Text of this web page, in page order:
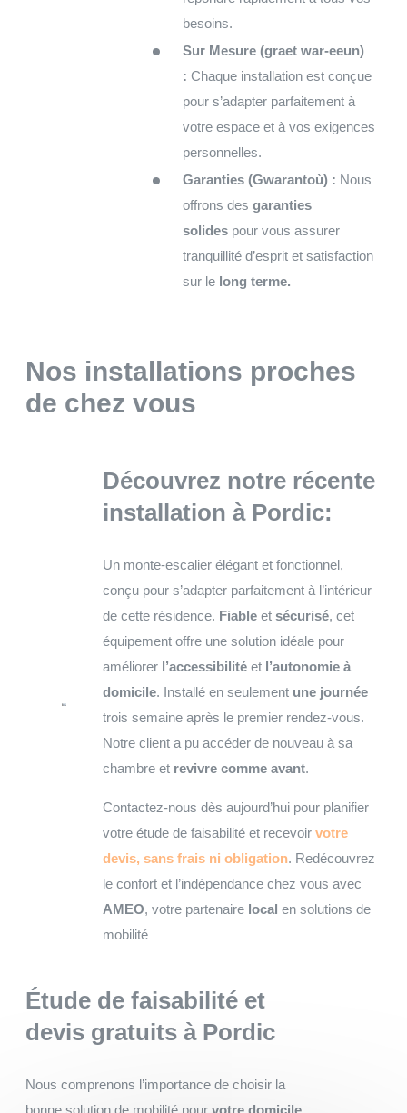
besoins.
Sur Mesure (graet war-eeun)
: Chaque installation est conçue
pour s’adapter parfaitement à
votre espace et à vos exigences
personnelles.
Garanties (Gwarantoù) : Nous
offrons des garanties
solidespour vous assurer
tranquillité d’esprit et satisfaction
sur le long terme.
Nos installations proches
de chez vous
Découvrez notre récente
installation à Pordic:
Un monte-escalier élégant et fonctionnel,
conçu pour s’adapter parfaitement à l’intérieur
de cette résidence. Fiable etsécurisé, cet
équipement offre une solution idéale pour
améliorer l’accessibilité et l’autonomie à
domicile. Installé en seulement une journée
trois semaine après le premier rendez-vous.
Notre client a pu accéder de nouveau à sa
chambre et revivre comme avant.
Contactez-nous dès aujourd’hui pour planifier
votre étude de faisabilité et recevoirvotre
devis, sans frais ni obligation. Redécouvrez
le confort et l’indépendance chez vous avec
AMEO, votre partenaire local en solutions de
mobilité
Étude de faisabilité et
devis gratuits à Pordic
Nous comprenons l’importance de choisir la
bonne solution de mobilité pour votre domicile